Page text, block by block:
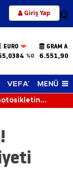
Giriş Yap 12
EURO
%0
GRAM
6.551,90
VEFAT EDENLER
MENÜ